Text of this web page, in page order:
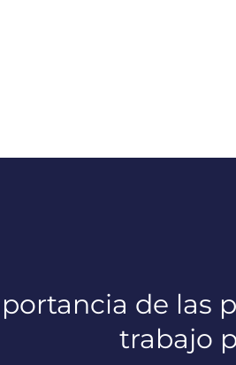
de las
trabajo